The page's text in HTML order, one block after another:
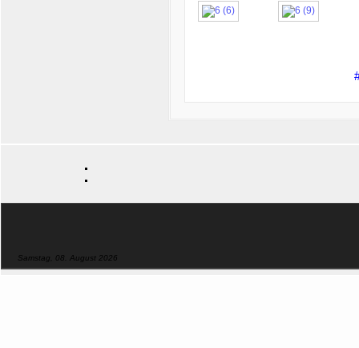
Samstag, 08. August 2026